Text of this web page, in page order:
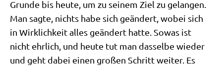
Grun­de bis heu­te, um zu sei­nem Ziel zu gelan­gen.
Man sag­te, nichts habe sich geän­dert, wobei sich
in Wirk­lich­keit alles geän­dert hat­te. Sowas ist
nicht ehr­lich, und heu­te tut man das­sel­be wie­der
und geht dabei einen gro­ßen Schritt wei­ter. Es